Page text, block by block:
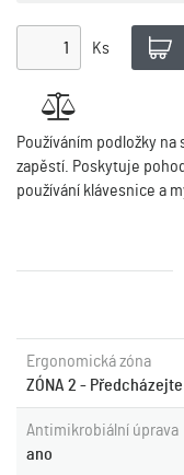
Ks
Používáním podložky na
zapěstí. Poskytuje
používání klávesnice a
Ergonomická zóna
ZÓNA 2 -
Antimikrobiální úprava
ano